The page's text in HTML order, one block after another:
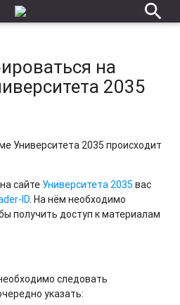
search
на
2035
Университета 2035 происходит
сайте Университета 2035 вас
ID. На нём необходимо
получить доступ к материалам
следовать
указать: